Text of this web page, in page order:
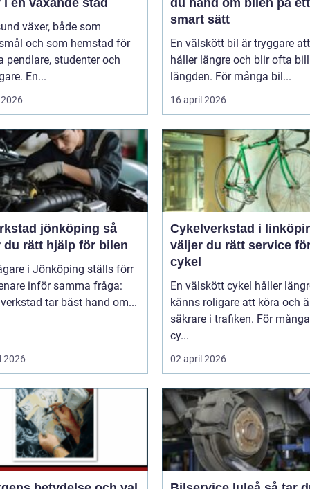
i en växande stad
växer, både som
och som hemstad för
pendlare, studenter och
En...
du hand om bilen på ett
smart sätt
En välskött bil är tryggare
håller längre och blir ofta
längden. För många bil...
16 april 2026
jönköping så
du rätt hjälp för bilen
i Jönköping ställs förr
inför samma fråga:
tar bäst hand om...
2026
Cykelverkstad i linköping
väljer du rätt service
cykel
En välskött cykel håller
känns roligare att köra och
säkrare i trafiken. För
cy...
02 april 2026